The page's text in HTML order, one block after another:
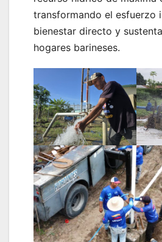
transformando el esfuerzo
bienestar directo y
hogares barineses.